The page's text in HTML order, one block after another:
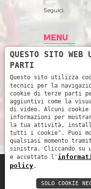
Seguici:
MENU
Home
Storia
Prodotti
News
Contatti
Marinella
QUESTO SITO
PARTI
Questo sito utilizza
tecnici per la
cookie di terze parti
aggiuntivi come la
di video. Alcuni cookie
informazioni per
la tua attività,
tutti i cookie". Puoi
qualsiasi momento
sinistra. Cliccando su
e accettato l'
policy.
SOLO COOKIE